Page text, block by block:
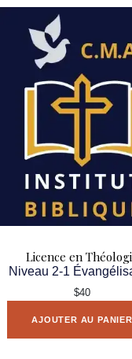
Licence en
Niveau 2-1
$40
AJOUTER AU PANIER